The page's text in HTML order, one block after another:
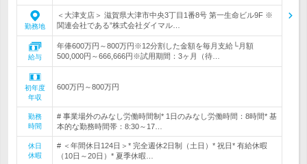
勤務地
＜大津支店＞ 滋賀県大津市中央3丁目1番8号 第一生命ビル9F ※
関連会社である”株式会社ダイマル…
給与
年俸600万円～800万円※12分割した金額を毎月支給└月額
500,000円～666,666円※試用期間：3ヶ月（待…
初年度
年収
600万円～800万円
勤務
時間
# 事業場外のみなし労働時間制* 1日のみなし労働時間：8時間* 基
本的な勤務時間帯：8:30～17…
休日
休暇
# ＜年間休日124日＞* 完全週休2日制（土日）* 祝日* 有給休暇
（10日～20日）* 夏季休暇…